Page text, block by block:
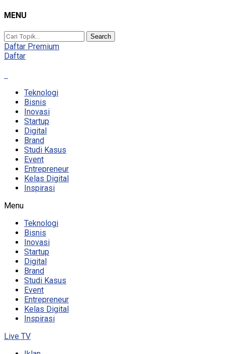
MENU
Search
Daftar Premium
Daftar
Teknologi
Bisnis
Inovasi
Startup
Digital
Brand
Studi Kasus
Event
Entrepreneur
Kelas Digital
Inspirasi
Menu
Teknologi
Bisnis
Inovasi
Startup
Digital
Brand
Studi Kasus
Event
Entrepreneur
Kelas Digital
Inspirasi
Live TV